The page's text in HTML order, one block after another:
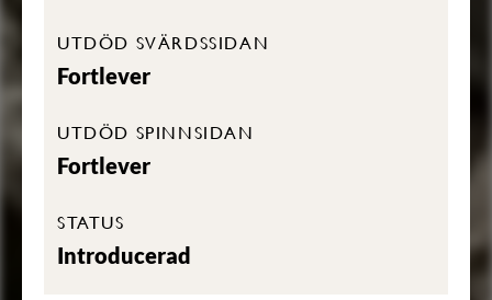
UTDÖD SVÄRDSSIDAN
Fortlever
UTDÖD SPINNSIDAN
Fortlever
STATUS
Introducerad